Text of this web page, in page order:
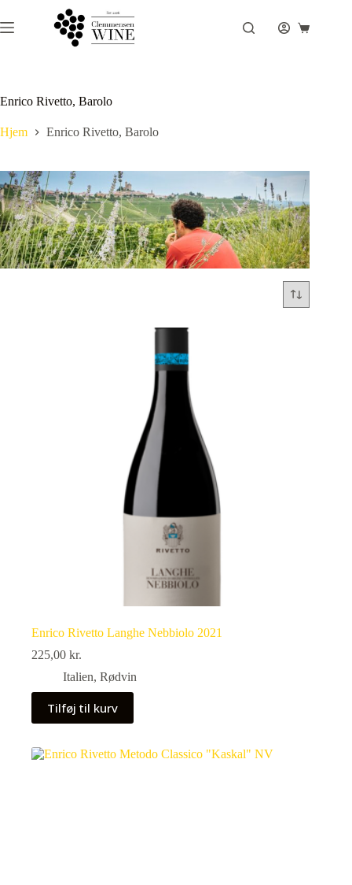
til
indhold
Enrico Rivetto, Barolo
Hjem Enrico Rivetto, Barolo
Enrico Rivetto Langhe Nebbiolo 2021
225,00 kr.
Italien, Rødvin
Tilføj til kurv